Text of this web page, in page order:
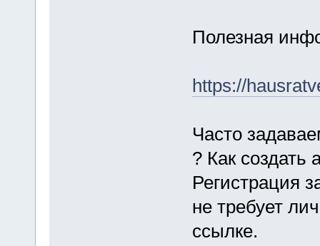
Полезная
https://
Часто
? Как создать
Регистрация
не требует
ссылке.